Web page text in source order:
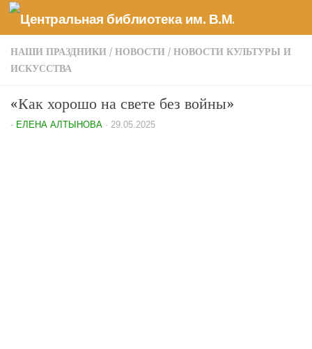
Перейти к содержимому
НАШИ ПРАЗДНИКИ / НОВОСТИ / НОВОСТИ КУЛЬТУРЫ И
ИСКУССТВА
«Как хорошо на свете без войны»
- ЕЛЕНА АЛТЫНОВА · 29.05.2025